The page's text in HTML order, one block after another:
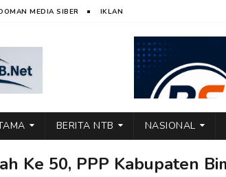
MEDIA SIBER IKLAN
BERITA NTB NASIONAL
Ke 50, PPP Kabupaten